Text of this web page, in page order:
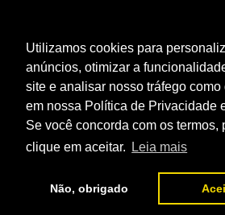
Utilizamos cookies para
anúncios, otimizar a
site e analisar nosso tráfego como
em nossa Política de Privacidade
Se você concorda com os termos,
clique em aceitar.
Leia mais
Não, obrigado
NOTÍCIAS
HOME EVENTO / UFC 308:
Mateusz Rebecki x